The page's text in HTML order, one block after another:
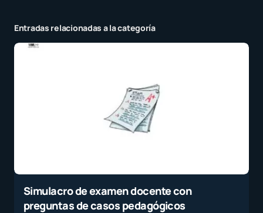
Entradas relacionadas a la categoría
Simulacro de examen docente con
preguntas de casos pedagógicos